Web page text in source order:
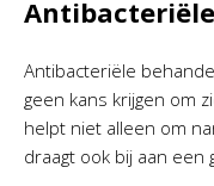
Antibacteriële
geen kans krijgen om
helpt niet alleen om
draagt ook bij aan een